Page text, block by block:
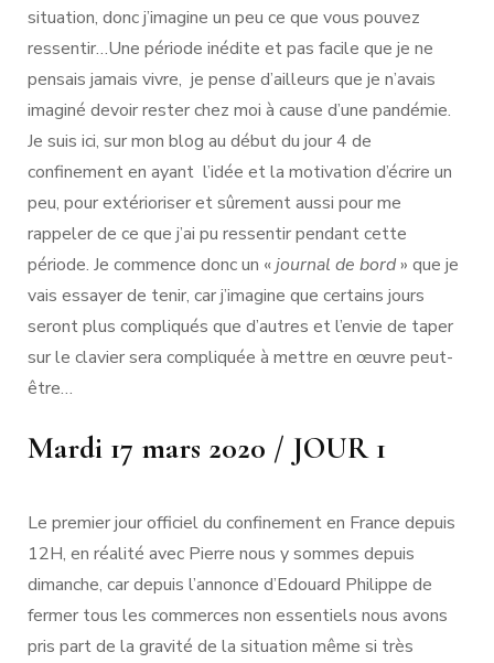
situation, donc j’imagine un peu ce que vous pouvez
ressentir…Une période inédite et pas facile que je ne
pensais jamais vivre, je pense d’ailleurs que je n’avais
imaginé devoir rester chez moi à cause d’une pandémie.
Je suis ici, sur mon blog au début du jour 4 de
confinement en ayant l’idée et la motivation d’écrire un
peu, pour extérioriser et sûrement aussi pour me
rappeler de ce que j’ai pu ressentir pendant cette
période. Je commence donc un «journal de bord» que je
vais essayer de tenir, car j’imagine que certains jours
seront plus compliqués que d’autres et l’envie de taper
sur le clavier sera compliquée à mettre en œuvre peut-
être…
Mardi 17 mars 2020 / JOUR 1
Le premier jour officiel du confinement en France depuis
12H, en réalité avec Pierre nous y sommes depuis
dimanche, car depuis l’annonce d’Edouard Philippe de
fermer tous les commerces non essentiels nous avons
pris part de la gravité de la situation même si très